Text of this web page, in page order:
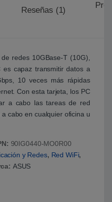
Reseñas (1)
redes 10GBase-T (10G),
capaz transmitir datos a
10 veces más rápidas
Con esta tarjeta, los PC
a cabo las tareas de red
cabo en cualquier oficina u
90IG0440-MO0R00
y Redes, Red WiFi,
ASUS